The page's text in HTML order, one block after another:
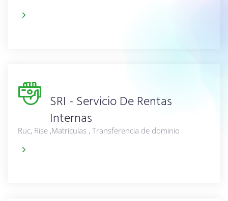
SRI - Servicio De Rentas
Internas
Ruc, Rise ,Matrículas , Transferencia de dominio